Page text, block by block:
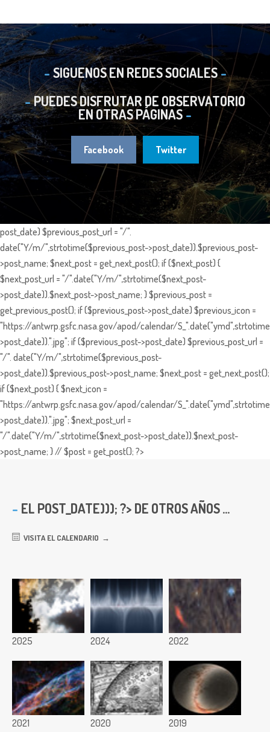
SIGUENOS EN REDES SOCIALES
PUEDES DISFRUTAR DE OBSERVATORIO
EN OTRAS PÁGINAS
Facebook Twitter
post_date) $previous_post_url = "/".
date("Y/m/",strtotime($previous_post->post_date)).$previous_post-
>post_name; $next_post = get_next_post(); if ($next_post) {
$next_post_url = "/".date("Y/m/",strtotime($next_post-
>post_date)).$next_post->post_name; } $previous_post =
get_previous_post(); if ($previous_post->post_date) $previous_icon =
"https://antwrp.gsfc.nasa.gov/apod/calendar/
>post_date)).".jpg"; if ($previous_post->post_date) $previous_post_url =
"/". date("Y/m/",strtotime($previous_post-
>post_date)).$previous_post->post_name; $next_post = get_next_post();
if ($next_post) { $next_icon =
"https://antwrp.gsfc.nasa.gov/apod/calendar/
>post_date)).".jpg"; $next_post_url =
"/".date("Y/m/",strtotime($next_post->post_date)).$next_post-
>post_name; } // $post = get_post(); ?>
EL POST_DATE))); ?> DE OTROS AÑOS ...
VISITA EL CALENDARIO
2025 2024 2022
2021 2020 2019